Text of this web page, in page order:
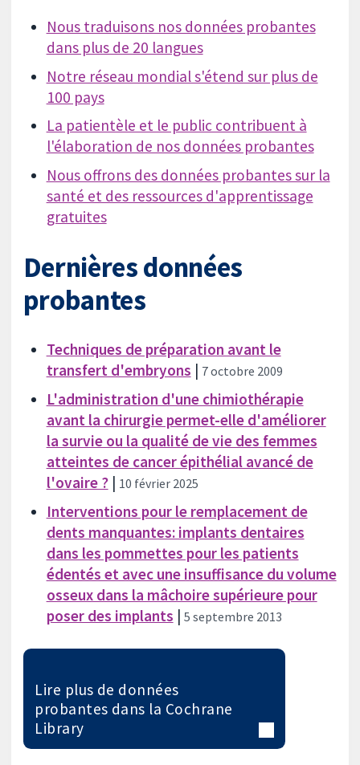
Nous traduisons nos données probantes
dans plus de 20 langues
Notre réseau mondial s'étend sur plus de
100 pays
La patientèle et le public contribuent à
l'élaboration de nos données probantes
Nous offrons des données probantes sur la
santé et des ressources d'apprentissage
gratuites
Dernières données
probantes
Techniques de préparation avant le
transfert d'embryons | 7 octobre 2009
L'administration d'une chimiothérapie
avant la chirurgie permet-elle d'améliorer
la survie ou la qualité de vie des femmes
atteintes de cancer épithélial avancé de
l'ovaire ?| 10 février 2025
Interventions pour le remplacement de
dents manquantes: implants dentaires
dans les pommettes pour les patients
édentés et avec une insuffisance du volume
osseux dans la mâchoire supérieure pour
poser des implants | 5 septembre 2013
Lire plus de données
probantes dans la Cochrane
Library